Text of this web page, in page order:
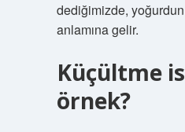
dediğimizde, yoğurdun
anlamına gelir.
Küçültme
örnek?